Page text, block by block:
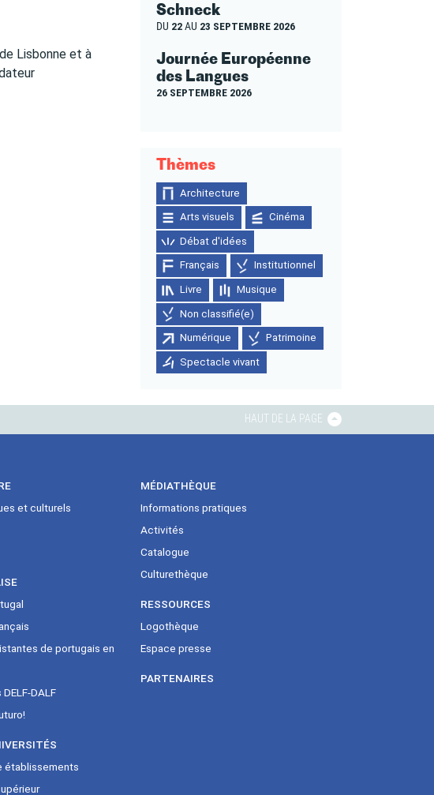
Lisbonne et à
Schneck
DU 22AU 23 SEPTEMBRE 2026
Journée Européenne
des Langues
26 SEPTEMBRE 2026
Thèmes
Architecture
Arts visuels Cinéma
Débat d'idées
Français Institutionnel
Livre Musique
Non classifié(e)
Numérique Patrimoine
Spectacle vivant
HAUT DE LA PAGE
et culturels
de portugais en
DALF
établissements
MÉDIATHÈQUE
Informations pratiques
Activités
Catalogue
Culturethèque
RESSOURCES
Logothèque
Espace presse
PARTENAIRES